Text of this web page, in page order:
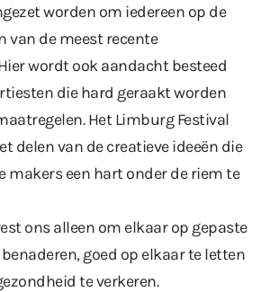
worden om iedereen op de
van de meest recente
wordt ook aandacht besteed
die hard geraakt worden
Het Limburg Festival
delen van de creatieve ideeën die
makers een hart onder de riem te
ons alleen om elkaar op gepaste
goed op elkaar te letten
te verkeren.